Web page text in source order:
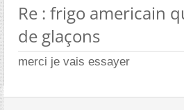
Re : frigo americain
de glaçons
merci je vais essayer